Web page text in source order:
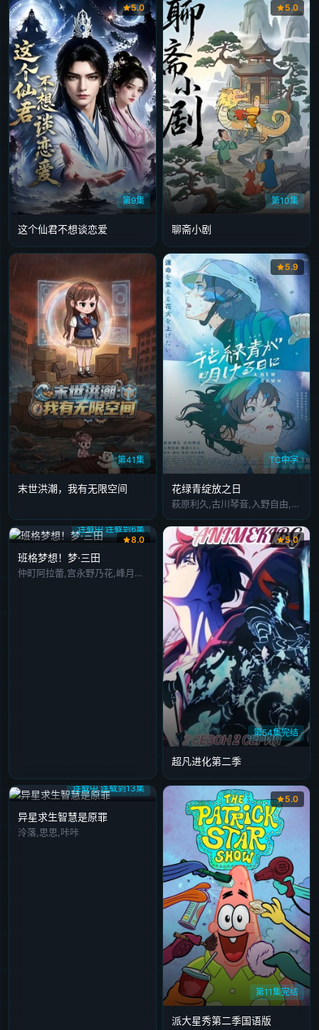
第9集
5.0
这个仙君不想谈恋爱
第10集
5.0
聊斋小剧
第41集
末世洪潮，我有无限空间
TC中字
5.9
花绿青绽放之日
萩原利久,古川琴音,入野自由,冈部敬史
连载中 连载到6集
8.0
班格梦想！梦·三田
仲町阿拉蕾,宫永野乃花,峰月律,藤都子,千石由乃
第54集完结
5.0
超凡进化第二季
连载中 连载到13集
异星求生智慧是原罪
泠落,思思,咔咔
第11集完结
5.0
派大星秀第二季国语版